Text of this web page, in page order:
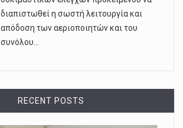
διαπιστωθεί η σωστή λειτουργία και
απόδοση των αεριοποιητών και του
συνόλου...
RECENT POSTS